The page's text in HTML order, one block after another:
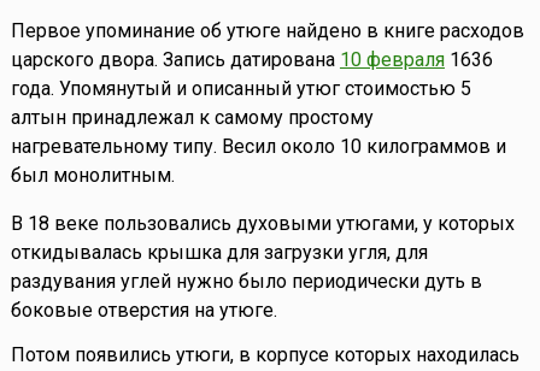
Первое упоминание об утюге найдено в книге расходов
царского двора. Запись датирована 10 февраля1636
года. Упомянутый и описанный утюг стоимостью 5
алтын принадлежал к самому простому
нагревательному типу. Весил около 10 килограммов и
был монолитным.
В 18 веке пользовались духовыми утюгами, у которых
откидывалась крышка для загрузки угля, для
раздувания углей нужно было периодически дуть в
боковые отверстия на утюге.
Потом появились утюги, в корпусе которых находилась